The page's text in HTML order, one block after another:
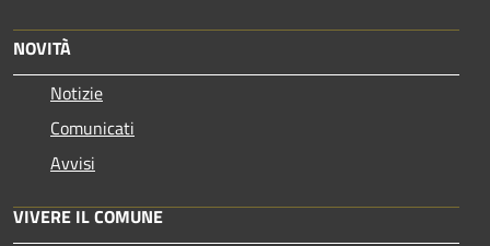
NOVITÀ
Notizie
Comunicati
Avvisi
VIVERE IL COMUNE